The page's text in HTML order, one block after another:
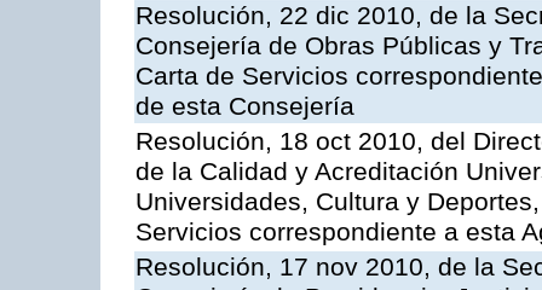
Resolución, 22 dic 2010, de la
Consejería de Obras Públicas y
Carta de Servicios
de esta Consejería
Resolución, 18 oct 2010, del
de la Calidad y Acreditación
Universidades, Cultura y
Servicios correspondiente a esta
Resolución, 17 nov 2010, de la